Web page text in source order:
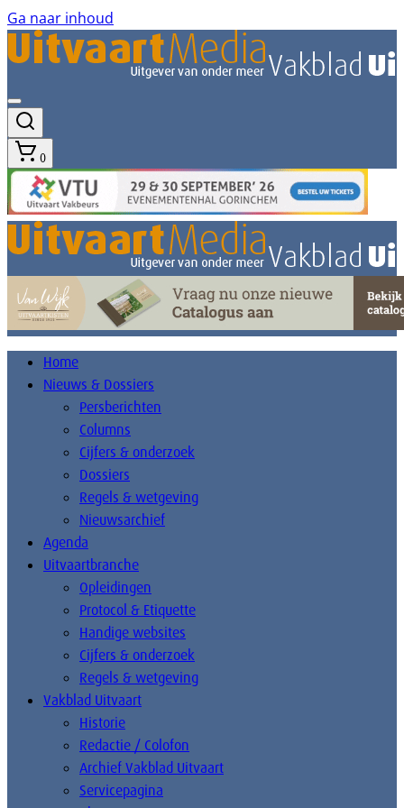
Ga naar inhoud
0
Home
Nieuws & Dossiers
Persberichten
Columns
Cijfers & onderzoek
Dossiers
Regels & wetgeving
Nieuwsarchief
Agenda
Uitvaartbranche
Opleidingen
Protocol & Etiquette
Handige websites
Cijfers & onderzoek
Regels & wetgeving
Vakblad Uitvaart
Historie
Redactie / Colofon
Archief Vakblad Uitvaart
Servicepagina